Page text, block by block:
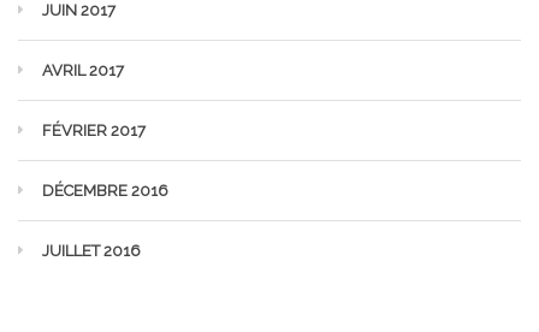
JUIN 2017
AVRIL 2017
FÉVRIER 2017
DÉCEMBRE 2016
JUILLET 2016